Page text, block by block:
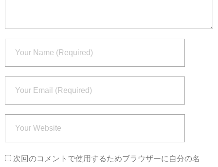
次回のコメントで使用するためブラウザーに自分の名